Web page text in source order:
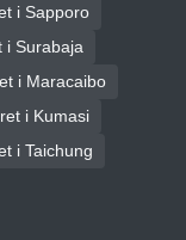
i Sapporo
Surabaja
i Maracaibo
i Kumasi
i Taichung